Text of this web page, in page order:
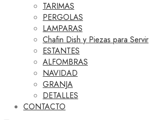
TARIMAS
PERGOLAS
LAMPARAS
Chafin Dish y Piezas para Servir
ESTANTES
ALFOMBRAS
NAVIDAD
GRANJA
DETALLES
CONTACTO